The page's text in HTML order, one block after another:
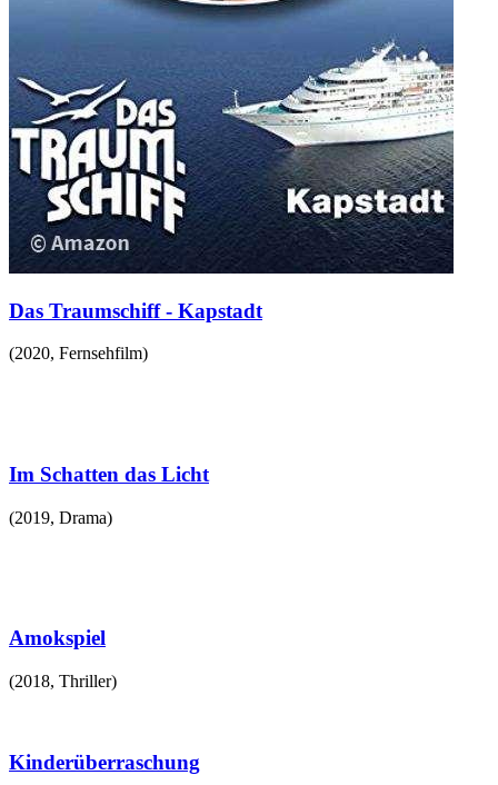
Das Traumschiff - Kapstadt
(2020, Fernsehfilm)
Im Schatten das Licht
(2019, Drama)
Amokspiel
(2018, Thriller)
Kinderüberraschung